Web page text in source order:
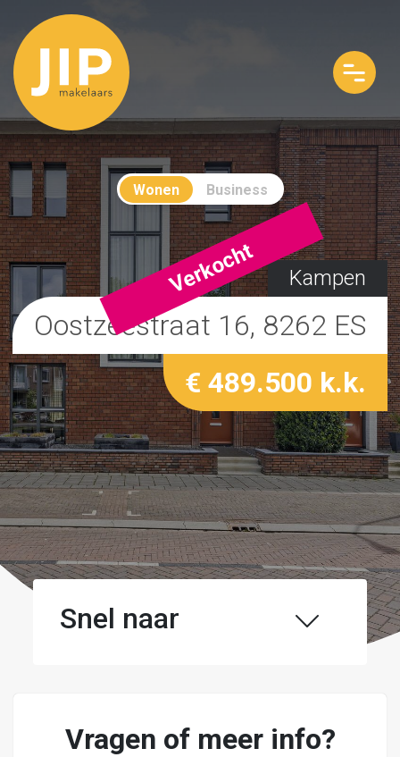
Wonen Business
Kampen
Verkocht
Oostzeestraat 16, 8262 ES
€ 489.500 k.k.
Snel naar
Vragen of meer info?